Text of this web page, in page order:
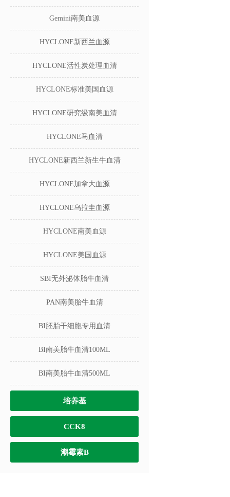
Gemini南美血源
HYCLONE新西兰血源
HYCLONE活性炭处理血清
HYCLONE标准美国血源
HYCLONE研究级南美血清
HYCLONE马血清
HYCLONE新西兰新生牛血清
HYCLONE加拿大血源
HYCLONE乌拉圭血源
HYCLONE南美血源
HYCLONE美国血源
SBI无外泌体胎牛血清
PAN南美胎牛血清
BI胚胎干细胞专用血清
BI南美胎牛血清100ML
BI南美胎牛血清500ML
培养基
CCK8
潮霉素B